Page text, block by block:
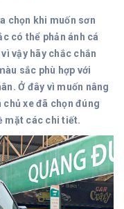
chọn khi muốn sơn
có thể phản ánh cá
vậy hãy chắc chắn
sắc phù hợp với
Ở đây vì muốn nâng
xe đã chọn đúng
mặt các chi tiết.